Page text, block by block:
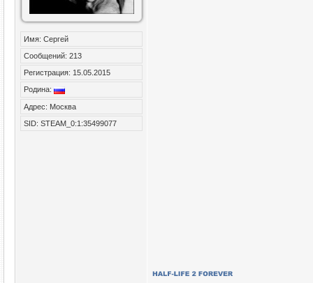
Имя: Сергей
Сообщений: 213
Регистрация: 15.05.2015
Родина:
Адрес: Москва
SID: STEAM_0:1:35499077